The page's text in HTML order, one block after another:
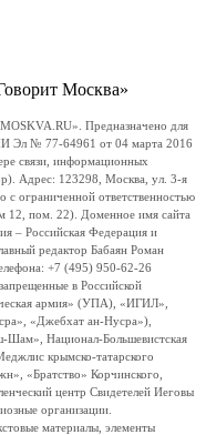
Москва»
Предназначено для
Эл № 77-64961 от 04 марта 2016
связи, информационных
Адрес: 123298, Москва, ул. 3-я
ограниченной ответственностью
пом. 22). Доменное имя сайта
– Российская Федерация и
редактор Бабаян Роман
+7 (495) 950-62-26
в Российской
армия» (УПА), «ИГИЛ»,
«Джебхат ан-Нусра»),
Шам», Национал-Большевистская
крымско-татарского
«Братство» Корчинского,
центр Свидетелей Иеговы
организации.
материалы, элементы